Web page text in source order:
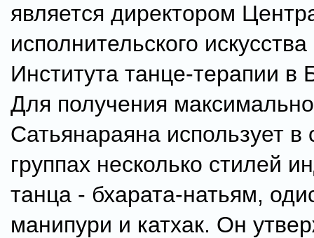
является директором
исполнительского
Института танце-терапии в
Для получения
Сатьянараяна использует в
группах несколько стилей
танца - бхарата-натьям,
манипури и катхак. Он